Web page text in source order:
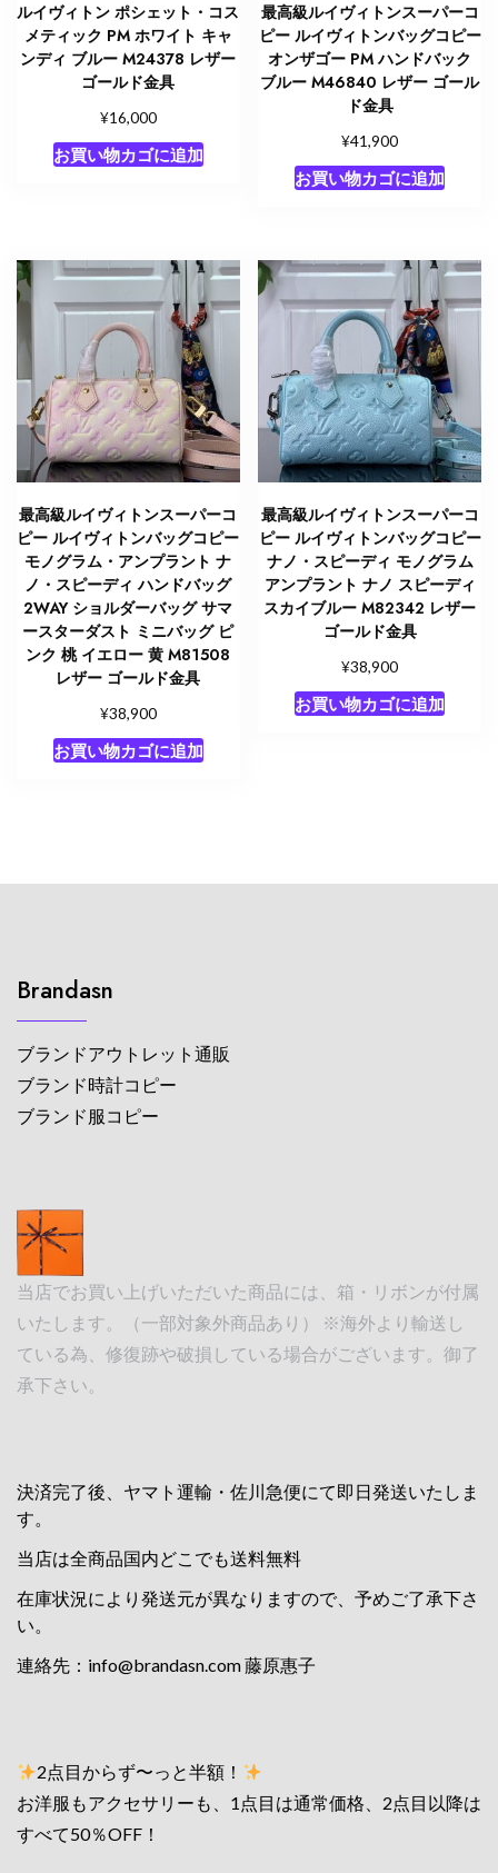
ルイヴィトン ポシェット・コス
メティック PM ホワイト キャ
ンディ ブルー M24378 レザー
ゴールド金具
¥16,000
お買い物カゴに追加
最高級ルイヴィトンスーパーコ
ピー ルイヴィトンバッグコピー
オンザゴー PM ハンドバック
ブルー M46840 レザー ゴール
ド金具
¥41,900
お買い物カゴに追加
最高級ルイヴィトンスーパーコ
ピー ルイヴィトンバッグコピー
モノグラム・アンプラント ナ
ノ・スピーディ ハンドバッグ
2WAY ショルダーバッグ サマ
ースターダスト ミニバッグ ピ
ンク 桃 イエロー 黄 M81508
レザー ゴールド金具
¥38,900
お買い物カゴに追加
最高級ルイヴィトンスーパーコ
ピー ルイヴィトンバッグコピー
ナノ・スピーディ モノグラム
アンプラント ナノ スピーディ
スカイブルー M82342 レザー
ゴールド金具
¥38,900
お買い物カゴに追加
Brandasn
ブランドアウトレット通販
ブランド時計コピー
ブランド服コピー
当店でお買い上げいただいた商品には、箱・リボンが付属
いたします。（一部対象外商品あり） ※海外より輸送し
ている為、修復跡や破損している場合がございます。御了
承下さい。
決済完了後、ヤマト運輸・佐川急便にて即日発送いたしま
す。
当店は全商品国内どこでも送料無料
在庫状況により発送元が異なりますので、予めご了承下さ
い。
連絡先： info@brandasn.com藤原惠子
2点目からず〜っと半額！
お洋服もアクセサリーも、1点目は通常価格、2点目以降は
すべて50％OFF！